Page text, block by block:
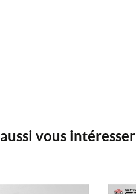
vous intéresser